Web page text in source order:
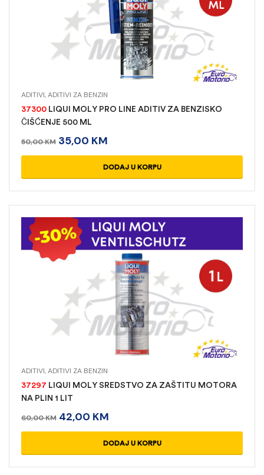
ADITIVI,ADITIVI ZA BENZIN
37300 LIQUI MOLY PRO LINE ADITIV ZA BENZISKO
ČIŠĆENJE 500 ML
50,00KM 35,00 KM
DODAJ U KORPU
ADITIVI,ADITIVI ZA BENZIN
37297 LIQUI MOLY SREDSTVO ZA ZAŠTITU MOTORA
NA PLIN 1 LIT
60,00KM 42,00 KM
DODAJ U KORPU